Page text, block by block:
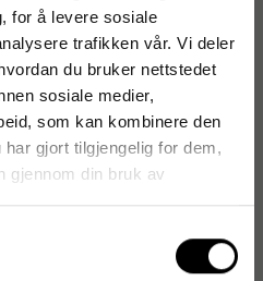
for å levere sosiale
trafikken vår. Vi deler
du bruker nettstedet
sosiale medier,
som kan kombinere den
gjort tilgjengelig for dem,
gjennom din bruk av
frem til bruk